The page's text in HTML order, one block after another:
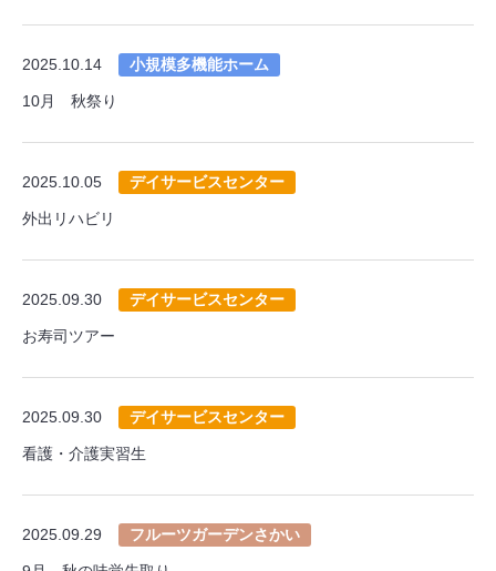
2025.10.14 小規模多機能ホーム
10月 秋祭り
2025.10.05 デイサービスセンター
外出リハビリ
2025.09.30 デイサービスセンター
お寿司ツアー
2025.09.30 デイサービスセンター
看護・介護実習生
2025.09.29 フルーツガーデンさかい